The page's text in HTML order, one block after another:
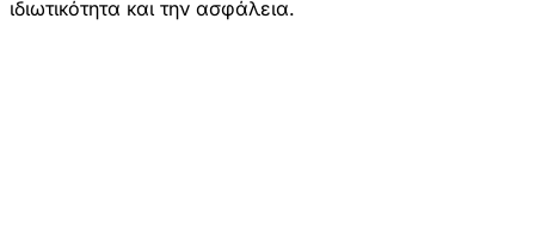
ιδιωτικότητα και την ασφάλεια.